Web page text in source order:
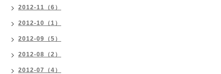
2012-11（6）
2012-10（1）
2012-09（5）
2012-08（2）
2012-07（4）